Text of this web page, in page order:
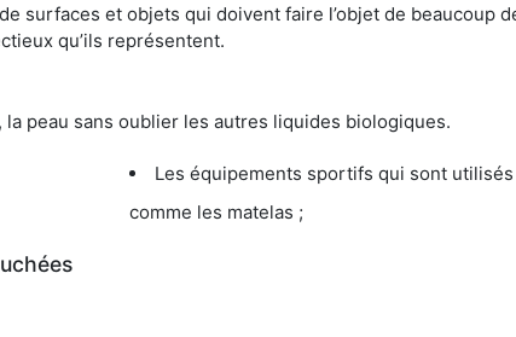
surfaces et objets qui doivent faire l’objet de beaucoup
qu’ils représentent.
la peau sans oublier les autres liquides biologiques.
Les équipements sportifs qui sont
comme les matelas ;